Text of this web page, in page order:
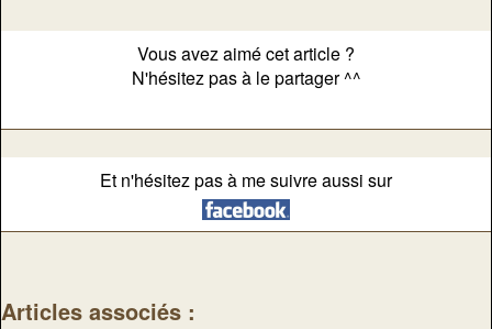
Vous avez aimé cet article ?
N'hésitez pas à le partager ^^
Et n'hésitez pas à me suivre aussi sur
Articles associés :